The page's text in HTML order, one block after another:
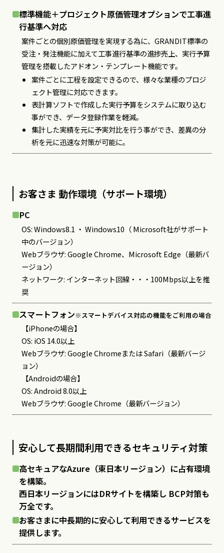
標準機能＋プロジェクト原価管理オプションで工事進
行基準へ対応
案件ごとの個別原価管理を実現する為に、GRANDIT標準の
受注・発注機能に加えて工事進行基準の進捗売上、実行予算
管理を搭載したアドオン・テンプレート機能です。
案件ごとに工程を設定できるので、様々な業種のプロジ
ェクト管理に対応できます。
表計算ソフトで作成した実行予算をシステムに取り込む
事ができ、データ登録作業を軽減。
集計した実績を元に予実対比を行う事ができ、差異の分
析を元に迅速な対策が可能に。
お客さま 動作環境（サポート環境）
PC
OS: Windows8.1 ・ Windows10（ Microsoft社がサポート
中のバージョン）
Webブラウザ: Google Chrome、Microsoft Edge（最新バ
ージョン）
ネットワーク: インターネット回線・・・100Mbps以上を推
奨
スマートフォン※スマートデバイス対応の機能をご利用の場合
【iPhoneの場合】
OS: iOS 14.0以上
Webブラウザ: Google Chromeまたは Safari（最新バージ
ョン）
【Androidの場合】
OS: Android 8.0以上
Webブラウザ: Google Chrome（最新バージョン）
安心して長期間利用できるセキュリティ対策
高セキュアなAzure（東日本リージョン）に占有環境
を構築。
西日本リージョンにはDRサイトを構築し BCP対策も
万全です。
お客さまに中長期的に安心して利用できるサービスを
提供します。